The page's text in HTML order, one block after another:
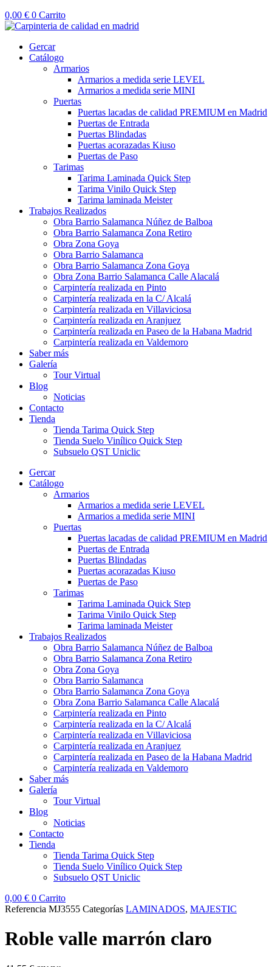
0,00 € 0 Carrito
Gercar
Catálogo
Armarios
Armarios a medida serie LEVEL
Armarios a medida serie MINI
Puertas
Puertas lacadas de calidad PREMIUM en Madrid
Puertas de Entrada
Puertas Blindadas
Puertas acorazadas Kiuso
Puertas de Paso
Tarimas
Tarima Laminada Quick Step
Tarima Vinilo Quick Step
Tarima laminada Meister
Trabajos Realizados
Obra Barrio Salamanca Núñez de Balboa
Obra Barrio Salamanca Zona Retiro
Obra Zona Goya
Obra Barrio Salamanca
Obra Barrio Salamanca Zona Goya
Obra Zona Barrio Salamanca Calle Alacalá
Carpintería realizada en Pinto
Carpintería realizada en la C/ Alcalá
Carpintería realizada en Villaviciosa
Carpintería realizada en Aranjuez
Carpintería realizada en Paseo de la Habana Madrid
Carpintería realizada en Valdemoro
Saber más
Galería
Tour Virtual
Blog
Noticias
Contacto
Tienda
Tienda Tarima Quick Step
Tienda Suelo Vinílico Quick Step
Subsuelo QST Uniclic
Gercar
Catálogo
Armarios
Armarios a medida serie LEVEL
Armarios a medida serie MINI
Puertas
Puertas lacadas de calidad PREMIUM en Madrid
Puertas de Entrada
Puertas Blindadas
Puertas acorazadas Kiuso
Puertas de Paso
Tarimas
Tarima Laminada Quick Step
Tarima Vinilo Quick Step
Tarima laminada Meister
Trabajos Realizados
Obra Barrio Salamanca Núñez de Balboa
Obra Barrio Salamanca Zona Retiro
Obra Zona Goya
Obra Barrio Salamanca
Obra Barrio Salamanca Zona Goya
Obra Zona Barrio Salamanca Calle Alacalá
Carpintería realizada en Pinto
Carpintería realizada en la C/ Alcalá
Carpintería realizada en Villaviciosa
Carpintería realizada en Aranjuez
Carpintería realizada en Paseo de la Habana Madrid
Carpintería realizada en Valdemoro
Saber más
Galería
Tour Virtual
Blog
Noticias
Contacto
Tienda
Tienda Tarima Quick Step
Tienda Suelo Vinílico Quick Step
Subsuelo QST Uniclic
0,00 € 0 Carrito
Referencia MJ3555 Categorías LAMINADOS, MAJESTIC
Roble valle marrón claro